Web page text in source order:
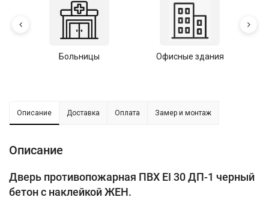
Больницы Офисные здания
Описание Доставка Оплата Замер и монтаж
Описание
Дверь противопожарная ПВХ EI 30 ДП-1 черный
бетон с наклейкой ЖЕН.